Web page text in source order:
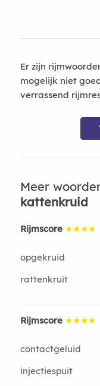
Er zijn
mogelijk niet
verrassend
Meer
kattenkruid
Rijmscore ★★★★
opgekruid
rattenkruit
Rijmscore ★★★★
contactgeluid
injectiespuit